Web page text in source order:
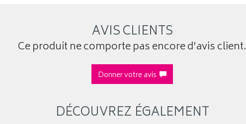
AVIS CLIENTS
Ce produit ne comporte pas encore d’avis client.
Donner votre avis
DÉCOUVREZ ÉGALEMENT